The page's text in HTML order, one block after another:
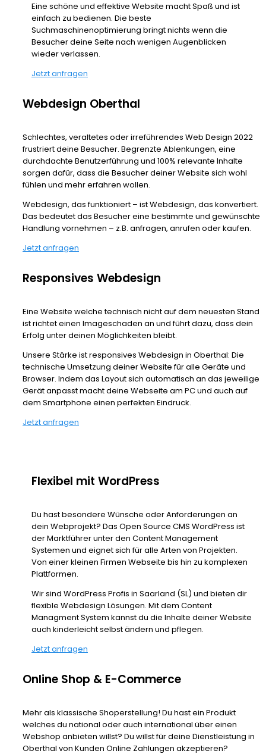
Eine schöne und effektive Website macht Spaß und ist
einfach zu bedienen. Die beste
Suchmaschinenoptimierung bringt nichts wenn die
Besucher deine Seite nach wenigen Augenblicken
wieder verlassen.
Jetzt anfragen
Webdesign Oberthal
Schlechtes, veraltetes oder irreführendes Web Design 2022
frustriert deine Besucher. Begrenzte Ablenkungen, eine
durchdachte Benutzerführung und 100% relevante Inhalte
sorgen dafür, dass die Besucher deiner Website sich wohl
fühlen und mehr erfahren wollen.
Webdesign, das funktioniert – ist Webdesign, das konvertiert.
Das bedeutet das Besucher eine bestimmte und gewünschte
Handlung vornehmen – z.B. anfragen, anrufen oder kaufen.
Jetzt anfragen
Responsives Webdesign
Eine Website welche technisch nicht auf dem neuesten Stand
ist richtet einen Imageschaden an und führt dazu, dass dein
Erfolg unter deinen Möglichkeiten bleibt.
Unsere Stärke ist responsives Webdesign in Oberthal: Die
technische Umsetzung deiner Website für alle Geräte und
Browser. Indem das Layout sich automatisch an das jeweilige
Gerät anpasst macht deine Webseite am PC und auch auf
dem Smartphone einen perfekten Eindruck.
Jetzt anfragen
Flexibel mit WordPress
Du hast besondere Wünsche oder Anforderungen an
dein Webprojekt? Das Open Source CMS WordPress ist
der Marktführer unter den Content Management
Systemen und eignet sich für alle Arten von Projekten.
Von einer kleinen Firmen Webseite bis hin zu komplexen
Plattformen.
Wir sind WordPress Profis in Saarland (SL) und bieten dir
flexible Webdesign Lösungen. Mit dem Content
Managment System kannst du die Inhalte deiner Website
auch kinderleicht selbst ändern und pflegen.
Jetzt anfragen
Online Shop & E-Commerce
Mehr als klassische Shoperstellung! Du hast ein Produkt
welches du national oder auch international über einen
Webshop anbieten willst? Du willst für deine Dienstleistung in
Oberthal von Kunden Online Zahlungen akzeptieren?